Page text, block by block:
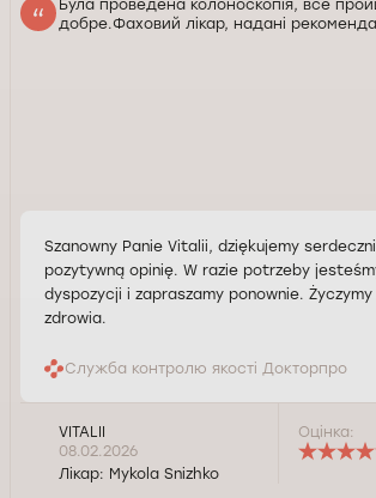
Була проведена колоноскопія, все
добре.Фаховий лікар, надані
Szanowny Panie Vitalii, dziękujemy
pozytywną opinię. W razie potrzeby
dyspozycji i zapraszamy ponownie. Życzymy
zdrowia.
Служба контролю якості Докторпро
VITALII
08.02.2026
Лікар: Mykola Snizhko
Оцінка: